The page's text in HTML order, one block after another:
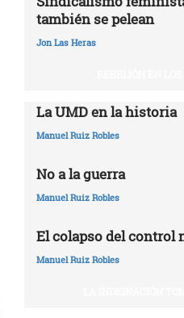
también se pelean
Jon Las Heras
La UMD en la historia
Manuel Ruiz Robles
No a la guerra
Manuel Ruiz Robles
El colapso del control
Manuel Ruiz Robles